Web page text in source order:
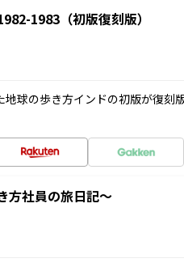
1983（初版復刻版）
地球の歩き方インドの初版が復
方社員の旅日記～